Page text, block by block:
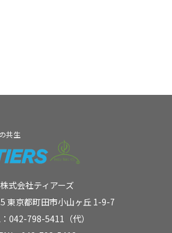
の共生
株式会社ティアーズ
東京都町田市小山ヶ丘 1-9-7
042-798-5411（代）